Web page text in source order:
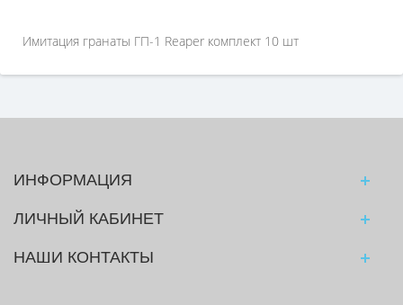
Имитация гранаты ГП-1 Reaper комплект 10 шт
ИНФОРМАЦИЯ
ЛИЧНЫЙ КАБИНЕТ
НАШИ КОНТАКТЫ